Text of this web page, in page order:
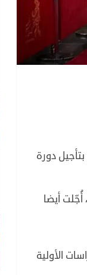
دورة
أُجّلت أيضا
الأولية